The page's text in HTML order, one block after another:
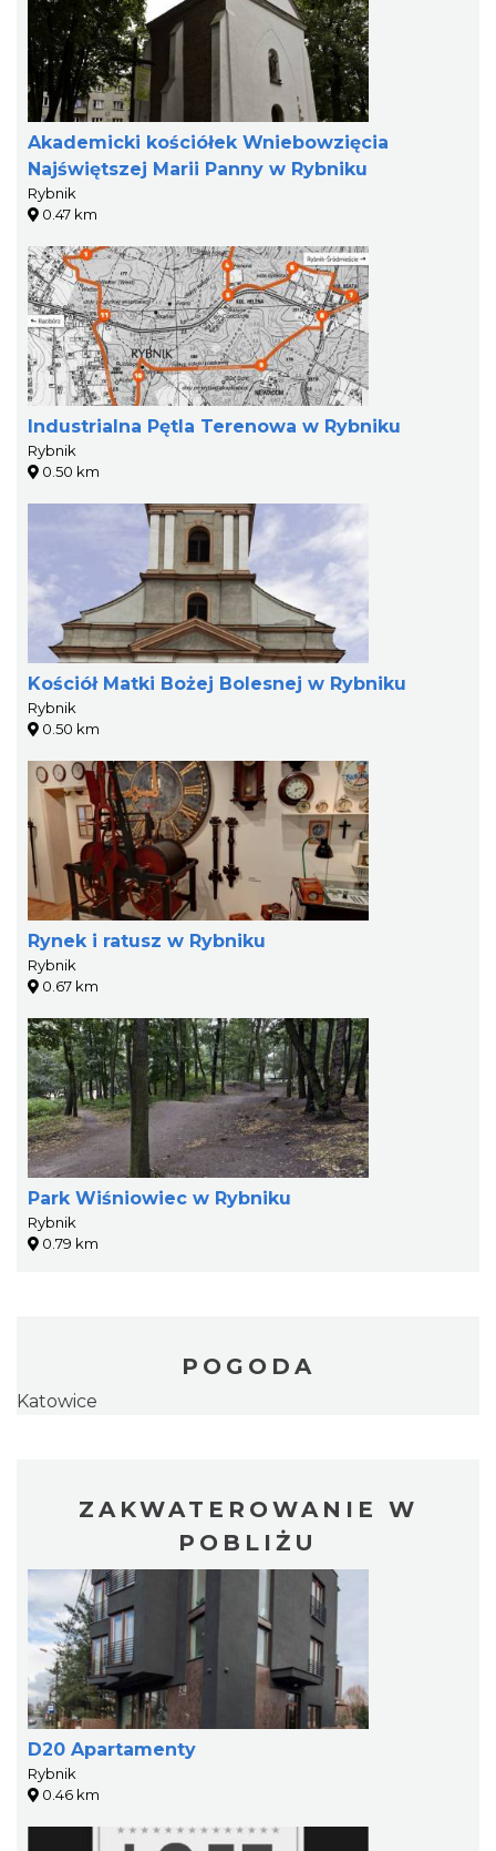
Akademicki kościółek Wniebowzięcia
Najświętszej Marii Panny w Rybniku
Rybnik
0.47 km
Industrialna Pętla Terenowa w Rybniku
Rybnik
0.50 km
Kościół Matki Bożej Bolesnej w Rybniku
Rybnik
0.50 km
Rynek i ratusz w Rybniku
Rybnik
0.67 km
Park Wiśniowiec w Rybniku
Rybnik
0.79 km
POGODA
Katowice
ZAKWATEROWANIE W
POBLIŻU
D20 Apartamenty
Rybnik
0.46 km